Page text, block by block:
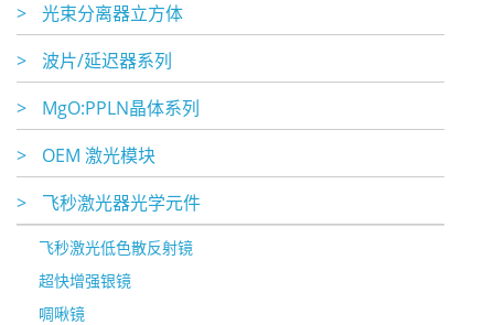
>
光束分离器立方体
>
波片/延迟器系列
>
MgO:PPLN晶体系列
>
OEM 激光模块
>
飞秒激光器光学元件
飞秒激光低色散反射镜
超快增强银镜
啁啾镜